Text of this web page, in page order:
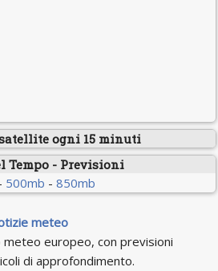
ogni 15 minuti
Tempo - Previsioni
500mb - 850mb
meteo
meteo europeo, con previsioni
di approfondimento.